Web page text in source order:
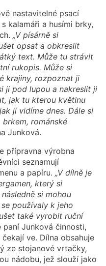
nastavitelné psací
kalamáři a husími brky,
„V písárně si
opsat a obkreslit
text. Může tu strávit
rukopis. Může si
krajiny, rozpoznat ji
ji pod lupou a nakreslit ji
jak tu kterou květinu
ji vidíme dnes. Dále si
románské
Junková.
přípravna výrobna
seznamují
a papíru. „V dílně je
který si
si mohou
používaly k jeho
také vyrobit ruční
paní Junková činnosti,
ve. Dílna obsahuje
ze stojanové vrtačky,
nádobu, jež slouží jako